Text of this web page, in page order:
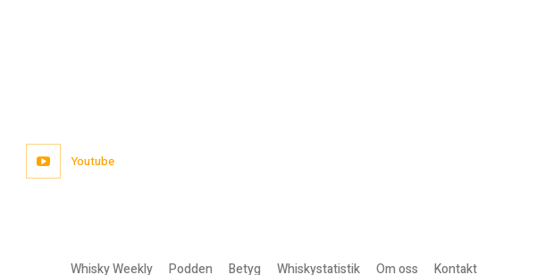
Youtube
Whisky Weekly Podden Betyg Whiskystatistik Om oss Kontakt